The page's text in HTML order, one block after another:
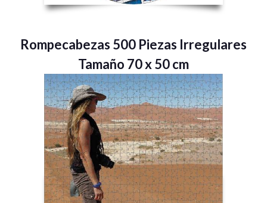
Rompecabezas 500 Piezas Irregulares
Tamaño 70 x 50 cm